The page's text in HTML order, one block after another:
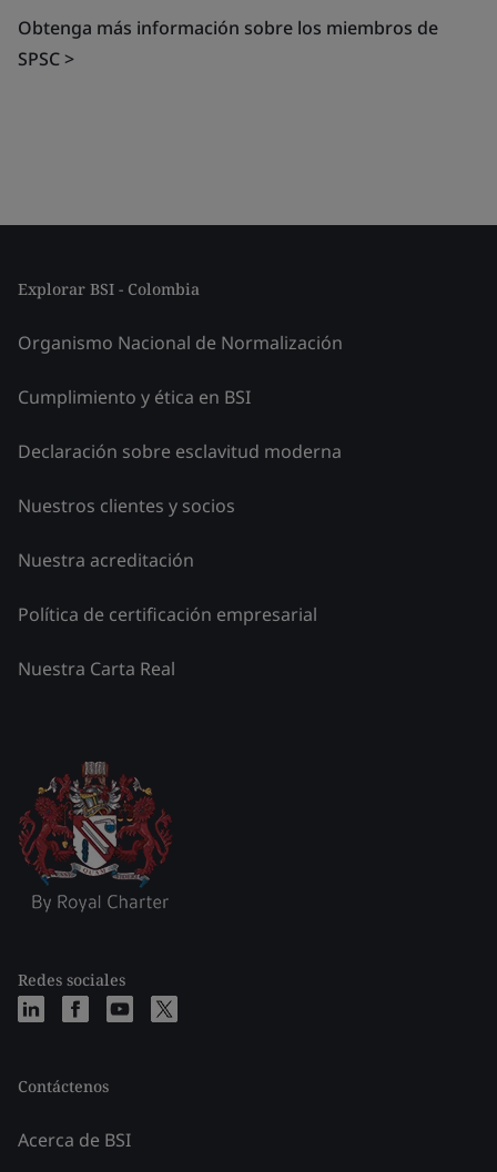
Obtenga más información sobre los miembros de
SPSC >
Explorar BSI - Colombia
Organismo Nacional de Normalización
Cumplimiento y ética en BSI
Declaración sobre esclavitud moderna
Nuestros clientes y socios
Nuestra acreditación
Política de certificación empresarial
Nuestra Carta Real
Redes sociales
Contáctenos
Acerca de BSI